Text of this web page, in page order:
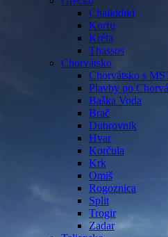
Chalkidiki
Korfu
Kréta
Thassos
Chorvátsko
Chorvátsko s
Plavby po
Baška Voda
Brač
Dubrovnik
Hvar
Korčula
Krk
Omiš
Rogoznica
Split
Trogir
Zadar